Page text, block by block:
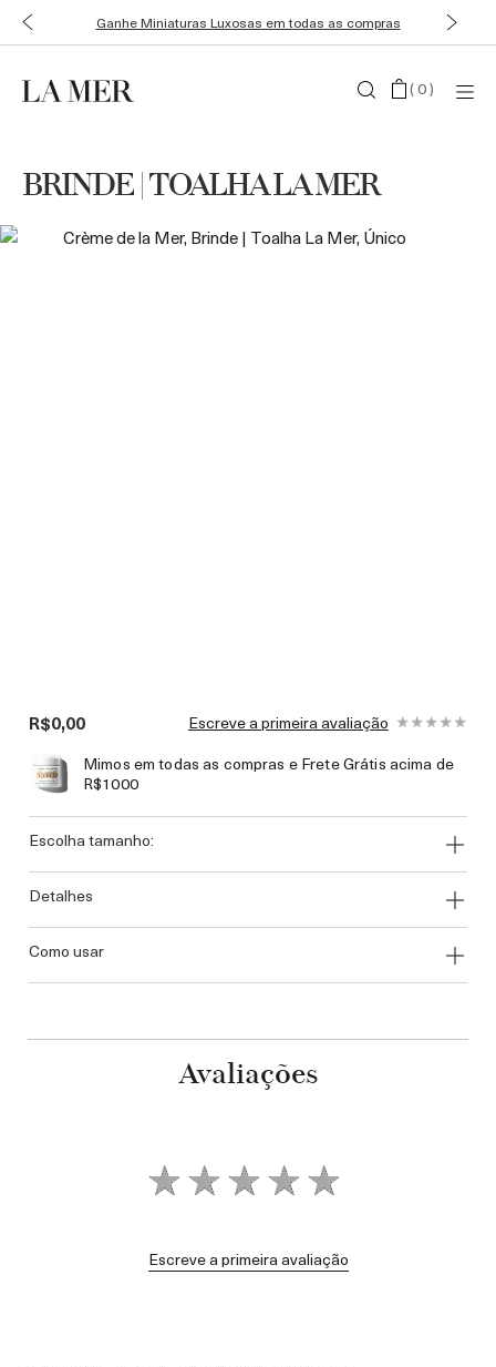
Ganhe Miniaturas Luxosas em todas as compras
(0)
BRINDE | TOALHA LA MER
R$0,00
Escreve a primeira avaliação
Mimos em todas as compras e Frete Grátis acima de
R$1000
escolha tamanho:
detalhes
como usar
Avaliações
Escreve a primeira avaliação